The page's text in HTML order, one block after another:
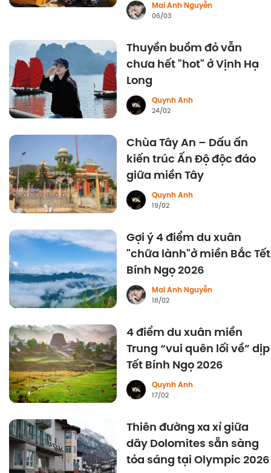
Mai Anh Nguyễn
06/03
Thuyền buồm đỏ vẫn
chưa hết "hot" ở Vịnh Hạ
Long
Quynh Anh
24/02
Chùa Tây An – Dấu ấn
kiến trúc Ấn Độ độc đáo
giữa miền Tây
Quynh Anh
19/02
Gợi ý 4 điểm du xuân
"chữa lành"ở miền Bắc Tết
Bính Ngọ 2026
Mai Anh Nguyễn
18/02
4 điểm du xuân miền
Trung “vui quên lối về” dịp
Tết Bính Ngọ 2026
Quynh Anh
17/02
Thiên đường xa xỉ giữa
dãy Dolomites sẵn sàng
tỏa sáng tại Olympic 2026